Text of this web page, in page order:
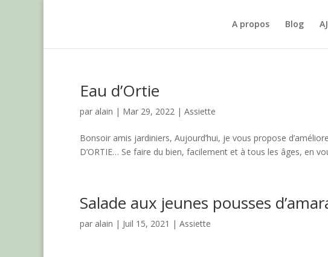
A propos Blog
Eau d’Ortie
par alain | Mar 29, 2022 | Assiette
Bonsoir amis jardiniers, Aujourd’hui, je vous propose
D’ORTIE… Se faire du bien, facilement et à tous les âges, en
Salade aux jeunes pousses
par alain | Juil 15, 2021 | Assiette